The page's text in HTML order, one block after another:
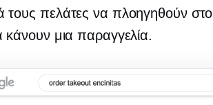
τους πελάτες να πλοηγηθούν
κάνουν μια παραγγελία.